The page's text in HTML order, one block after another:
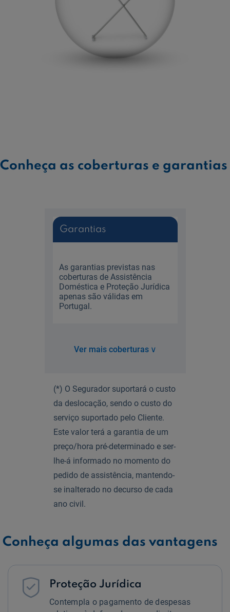
Conheça as coberturas e garantias
(*) O Segurador suportará o custo
da deslocação, sendo o custo do
serviço suportado pelo Cliente.
Este valor terá a garantia de um
preço/hora pré-determinado e ser-
lhe-á informado no momento do
pedido de assistência, mantendo-
se inalterado no decurso de cada
ano civil.
Garantias
As garantias previstas nas
coberturas de Assistência
Doméstica e Proteção Jurídica
apenas são válidas em
Portugal.
Ver mais coberturas ∨
Conheça algumas das vantagens
 Proteção Jurídica
Contempla o pagamento de despesas